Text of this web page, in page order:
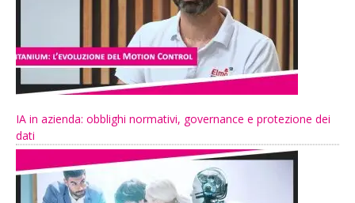
IA in azienda: obblighi normativi, governance e protezione dei
dati